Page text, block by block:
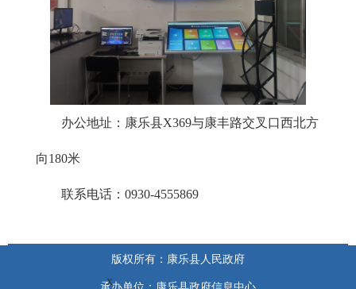
办公地址：康乐县X369与康丰路交叉口西北方
向180米
联系电话：0930-4555869
版权所有：康乐县人民政府
x